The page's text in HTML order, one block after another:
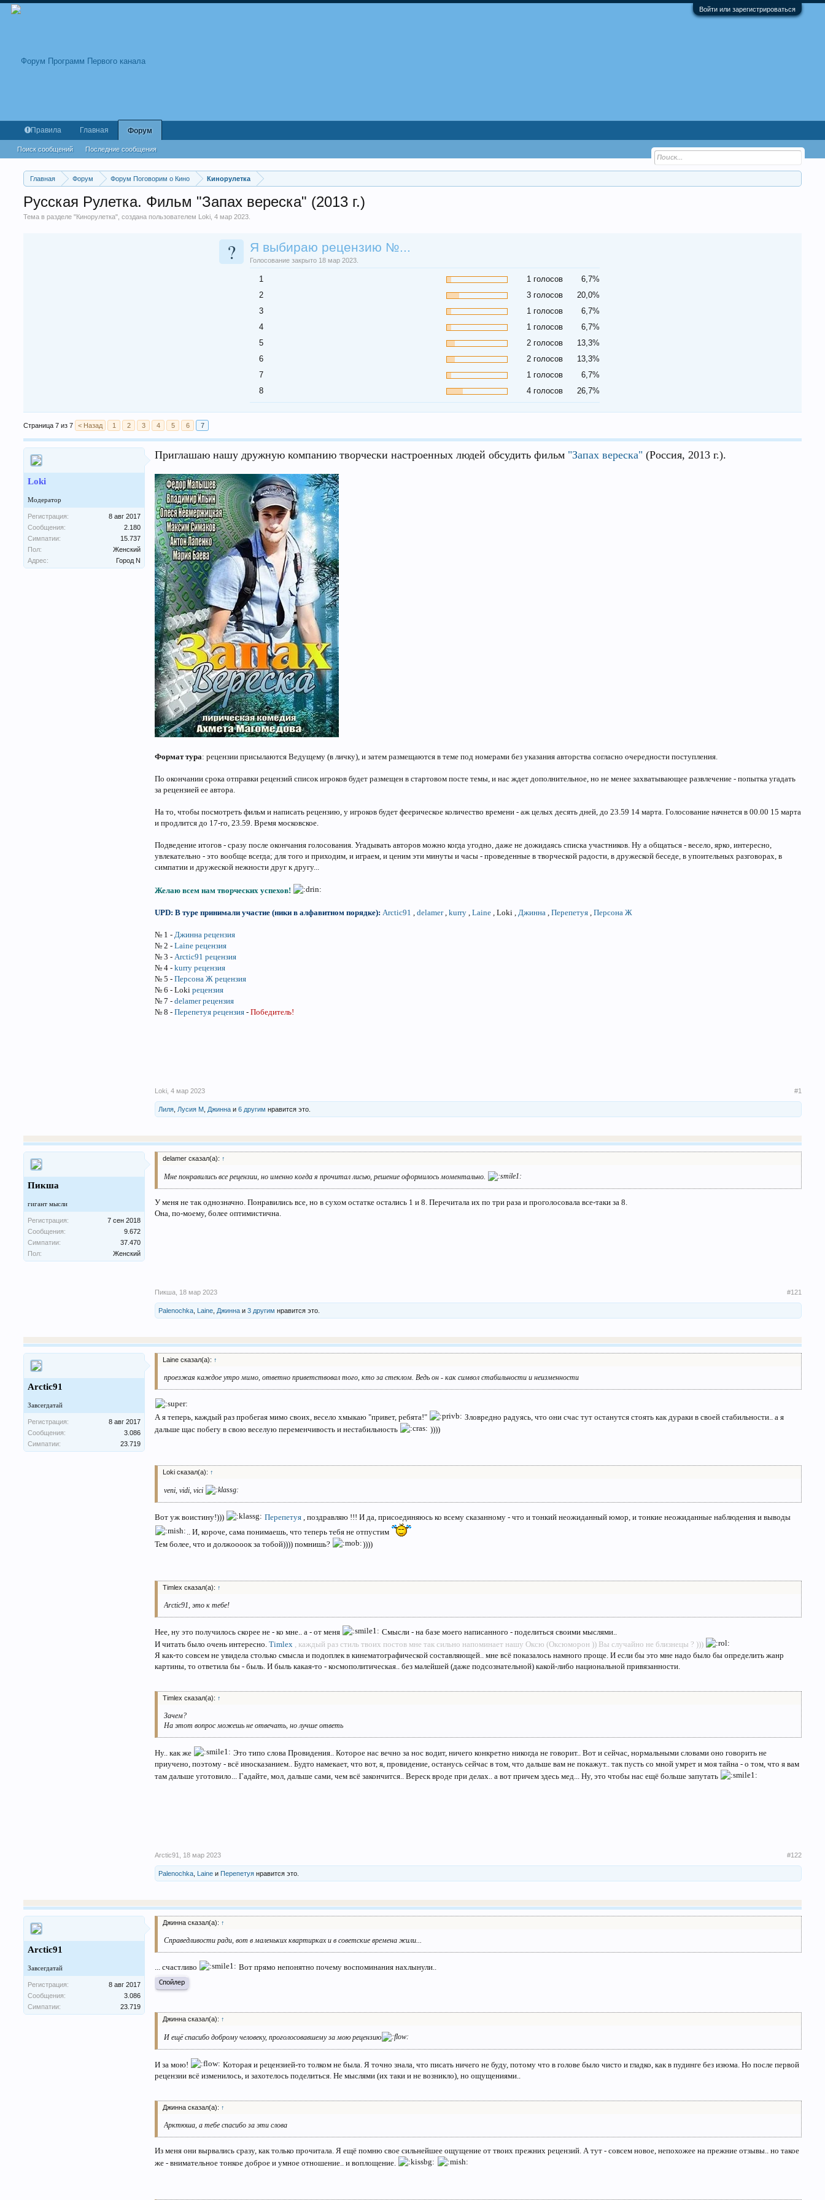
Войти или зарегистрироваться
Главная Форум Форум Поговорим о Кино Кинорулетка
Русская Рулетка. Фильм "Запах вереска" (2013 г.)
Тема в разделе "Кинорулетка", создана пользователем Loki ,4 мар 2023
? Я выбираю рецензию №...
Голосование закрыто 18 мар 2023.
1 1 голосов
6,7%
2
3 голосов
20,0%
3
1 голосов
6,7%
4
1 голосов
6,7%
5
2 голосов
13,3%
6
2 голосов
13,3%
7
1 голосов
6,7%
8
4 голосов 26,7%
Страница 7 из 7 < Назад 1 2 3 4 5 6 7
Loki
Модератор
Регистрация:
8 авг 2017
Сообщения:
2.180
Симпатии:
15.737
Пол:
Женский
Адрес:
Город N
Приглашаю нашу дружную компанию творчески настроенных людей обсудить фильм "Запах вереска" (Россия, 2013 г.).
Формат тура: рецензии присылаются Ведущему (в личку), и затем размещаются в теме под номерами без указания авторства согласно очередности поступления.
По окончании срока отправки рецензий список игроков будет размещен в стартовом посте темы, и нас ждет дополнительное, но не менее захватывающее развлечение - попытка угадать
за рецензией ее автора.
На то, чтобы посмотреть фильм и написать рецензию, у игроков будет феерическое количество времени - аж целых десять дней, до 23.59 14 марта. Голосование начнется в 00.00 15 марта
и продлится до 17-го, 23.59. Время московское.
Подведение итогов - сразу после окончания голосования. Угадывать авторов можно когда угодно, даже не дожидаясь списка участников. Ну а общаться - весело, ярко, интересно,
увлекательно - это вообще всегда; для того и приходим, и играем, и ценим эти минуты и часы - проведенные в творческой радости, в дружеской беседе, в упоительных разговорах, в
симпатии и дружеской нежности друг к другу...
Желаю всем нам творческих успехов!
UPD: В туре принимали участие (ники в алфавитном порядке): Arctic91 ,delamer,kurry ,Laine , Loki ,Джинна ,Перепетуя ,Персона Ж
№ 1 -Джинна рецензия
№ 2 -Laine рецензия
№ 3 -Arctic91 рецензия
№ 4 -kurry рецензия
№ 5 -Персона Ж рецензия
№ 6 - Lokiрецензия
№ 7 -delamer рецензия
№ 8 -Перепетуя рецензия -Победитель!
Loki 4 мар 2023 #1
Лиля Лусия М Джинна и6 другим нравится это.
Пикша
гигант мысли
Регистрация:
7 сен 2018
Сообщения:
9.672
Симпатии:
37.470
Пол:
Женский
delamer сказал(а): ↑
Мне понравились все рецензии, но именно когда я прочитал лисью, решение оформилось моментально.
У меня не так однозначно. Понравились все, но в сухом остатке остались 1 и 8. Перечитала их по три раза и проголосовала все-таки за 8.
Она, по-моему, более оптимистична.
Пикша 18 мар 2023 #121
Palenochka Laine Джинна и3 другим нравится это.
Arctic91
Завсегдатай
Регистрация:
8 авг 2017
Сообщения:
3.086
Симпатии:
23.719
Laine сказал(а): ↑
проезжая каждое утро мимо, ответно приветствовал того, кто за стеклом. Ведь он - как символ стабильности и неизменности
А я теперь, каждый раз пробегая мимо своих, весело хмыкаю "привет, ребята!"
Зловредно радуясь, что они счас тут останутся стоять как дураки в своей стабильности.. а я
дальше щас побегу в свою веселую переменчивость и нестабильность
))))
Loki сказал(а): ↑
veni, vidi, vici
Вот уж воистину!))) Перепетуя , поздравляю !!! И да, присоединяюсь ко всему сказанному - что и тонкий неожиданный юмор, и тонкие неожиданные наблюдения и выводы
.. И, короче, сама понимаешь, что теперь тебя не отпустим
Тем более, что и должоооок за тобой)))) помнишь?
))))
Timlex сказал(а): ↑
Arctic91, это к тебе!
Нее, ну это получилось скорее не - ко мне.. а - от меня
Смысли - на базе моего написанного - поделиться своими мыслями..
И читать было очень интересно.Timlex , каждый раз стиль твоих постов мне так сильно напоминает нашу Оксю (Оксюморон )) Вы случайно не близнецы ? )))
Я как-то совсем не увидела столько смысла и подоплек в кинематографической составляющей.. мне всё показалось намного проще. И если бы это мне надо было бы определить жанр
картины, то ответила бы - быль. И быль какая-то - космополитическая.. без малейшей (даже подсознательной) какой-либо национальной привязанности.
Timlex сказал(а): ↑
Зачем?
На этот вопрос можешь не отвечать, но лучше ответь
Ну.. как же
Это типо слова Провидения.. Которое нас вечно за нос водит, ничего конкретно никогда не говорит.. Вот и сейчас, нормальными словами оно говорить не
приучено, поэтому - всё иносказанием.. Будто намекает, что вот, я, провидение, останусь сейчас в том, что дальше вам не покажут.. так пусть со мной умрет и моя тайна - о том, что я вам
там дальше уготовило... Гадайте, мол, дальше сами, чем всё закончится.. Вереск вроде при делах.. а вот причем здесь мед... Ну, это чтобы нас ещё больше запутать
Arctic91 18 мар 2023 #122
Palenochka Laine иПерепетуя нравится это.
Arctic91
Завсегдатай
Регистрация:
8 авг 2017
Сообщения:
3.086
Симпатии:
23.719
Джинна сказал(а): ↑
Справедливости ради, вот в маленьких квартирках и в советские времена жили...
... счастливо Вот прямо непонятно почему воспоминания нахлынули..
Спойлер
Джинна сказал(а): ↑
И ещё спасибо доброму человеку, проголосовавшему за мою рецензию
И за мою!
Которая и рецензией-то толком не была. Я точно знала, что писать ничего не буду, потому что в голове было чисто и гладко, как в пудинге без изюма. Но после первой
рецензии всё изменилось, и захотелось поделиться. Не мыслями (их таки и не возникло), но ощущениями..
Джинна сказал(а): ↑
Арктюша, а тебе спасибо за эти слова
Из меня они вырвались сразу, как только прочитала. Я ещё помню свое сильнейшее ощущение от твоих прежних рецензий. А тут - совсем новое, непохожее на прежние отзывы.. но такое
же - внимательное тонкое доброе и умное отношение.. и воплощение.
Правила Главная Форум
Поиск сообщений Последние сообщения